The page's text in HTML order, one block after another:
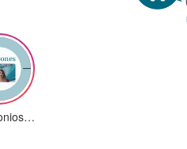
Testimonios Alumnos